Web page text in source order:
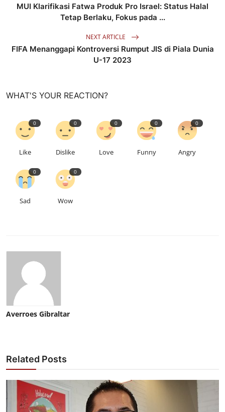
MUI Klarifikasi Fatwa Produk Pro Israel: Status Halal
Tetap Berlaku, Fokus pada ...
NEXT ARTICLE
FIFA Menanggapi Kontroversi Rumput JIS di Piala Dunia
U-17 2023
WHAT'S YOUR REACTION?
0
Like
0
Dislike
0
Love
0
Funny
0
Angry
0
Sad
0
Wow
Averroes Gibraltar
Related Posts